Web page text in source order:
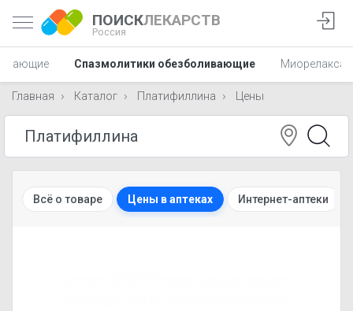
ПОИСКЛЕКАРСТВ
Россия
Спазмолитики обезболивающие
Главная Каталог Платифиллина Цены
Всё о товаре Цены в аптеках Интернет-аптеки